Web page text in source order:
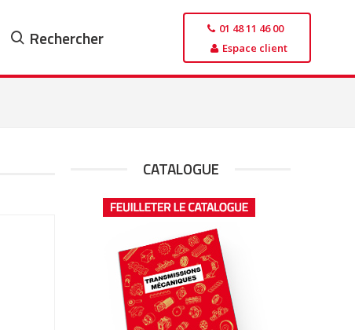
Rechercher
01 48 11 46 00
Espace client
CATALOGUE